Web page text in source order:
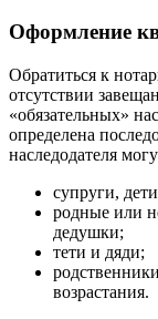
Оформление
Обратиться к
отсутствии
«обязательных»
определена
наследодателя
супруги,
родные или
дедушки;
тети и дяди;
возрастания.